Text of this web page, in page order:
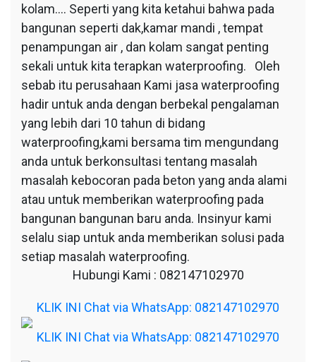
kolam…. Seperti yang kita ketahui bahwa pada
bangunan seperti dak,kamar mandi , tempat
penampungan air , dan kolam sangat penting
sekali untuk kita terapkan waterproofing. Oleh
sebab itu perusahaan Kami jasa waterproofing
hadir untuk anda dengan berbekal pengalaman
yang lebih dari 10 tahun di bidang
waterproofing,kami bersama tim mengundang
anda untuk berkonsultasi tentang masalah
masalah kebocoran pada beton yang anda alami
atau untuk memberikan waterproofing pada
bangunan bangunan baru anda. Insinyur kami
selalu siap untuk anda memberikan solusi pada
setiap masalah waterproofing.
Hubungi Kami : 082147102970
KLIK INI Chat via WhatsApp: 082147102970
KLIK INI Chat via WhatsApp: 082147102970